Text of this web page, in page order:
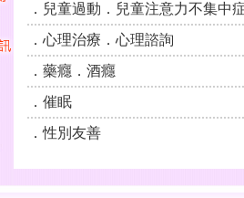
．兒童過動．兒童注意力不集中
．心理治療．心理諮詢
．藥癮．酒癮
．催眠
．性別友善